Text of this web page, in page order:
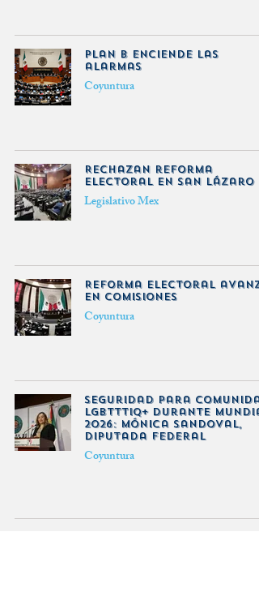
Plan B enciende las
alarmas
Coyuntura
Rechazan reforma
electoral en San Lázaro
Legislativo Mex
Reforma Electoral
en Comisiones
Coyuntura
Seguridad para
LGBTTTIQ+ durante
2026: Mónica Sandoval,
Diputada Federal
Coyuntura